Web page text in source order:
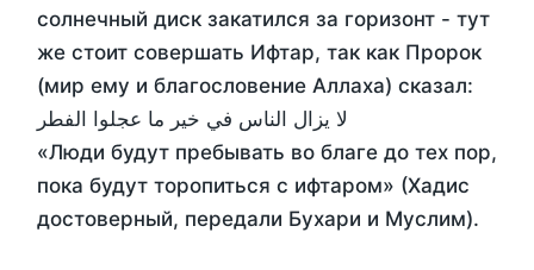
солнечный диск закатился за горизонт - тут
же стоит совершать Ифтар, так как Пророк
(мир ему и благословение Аллаха) сказал:
لا يزال الناس في خير ما عجلوا الفطر
«Люди будут пребывать во благе до тех пор,
пока будут торопиться с ифтаром» (Хадис
достоверный, передали Бухари и Муслим).